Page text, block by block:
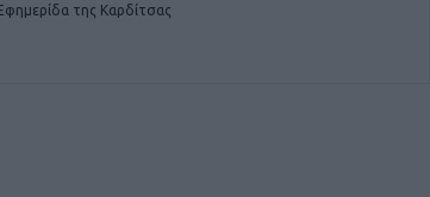
της Καρδίτσας